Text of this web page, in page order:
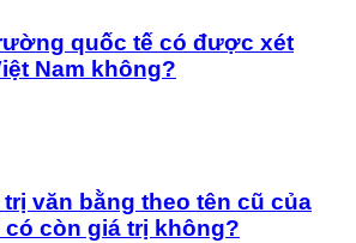
quốc tế có được xét
Nam không?
văn bằng theo tên cũ của
còn giá trị không?